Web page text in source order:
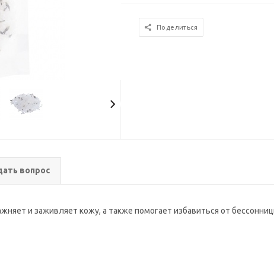
Поделиться
вопрос
и заживляет кожу, а также помогает избавиться от